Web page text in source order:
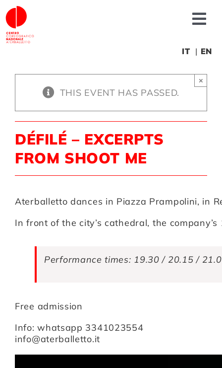
Skip
to
content
Projects
Educational
Support us
IT EN
THIS EVENT HAS PASSED.
×
DÉFILÉ – EXCERPTS
FROM SHOOT ME
Aterballetto dances in Piazza Prampolini, in
In front of the city’s cathedral, the
Performance times: 19.30 / 20.15 /
Free admission
Info: whatsapp 3341023554
info@aterballetto.it